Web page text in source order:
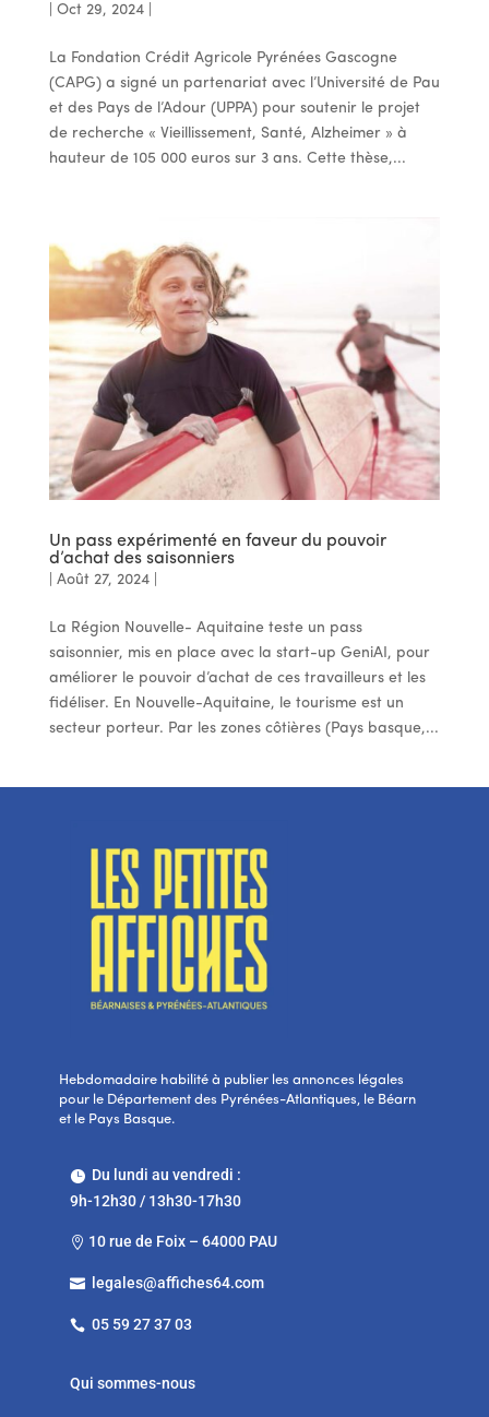
Oct 29, 2024|
La Fondation Crédit Agricole Pyrénées Gascogne
(CAPG) a signé un partenariat avec l’Université de Pau
et des Pays de l’Adour (UPPA) pour soutenir le projet
de recherche « Vieillissement, Santé, Alzheimer » à
hauteur de 105 000 euros sur 3 ans. Cette thèse,...
Un pass expérimenté en faveur du pouvoir
d’achat des saisonniers
Août 27, 2024|
La Région Nouvelle- Aquitaine teste un pass
saisonnier, mis en place avec la start-up GeniAI, pour
améliorer le pouvoir d’achat de ces travailleurs et les
fidéliser. En Nouvelle-Aquitaine, le tourisme est un
secteur porteur. Par les zones côtières (Pays basque,...
Hebdomadaire habilité à publier les annonces légales
pour le Département des Pyrénées-Atlantiques, le Béarn
et le Pays Basque.
Du lundi au vendredi :
9h-12h30 / 13h30-17h30
 10 rue de Foix – 64000 PAU
 legales@affiches64.com
 05 59 27 37 03
Qui sommes-nous